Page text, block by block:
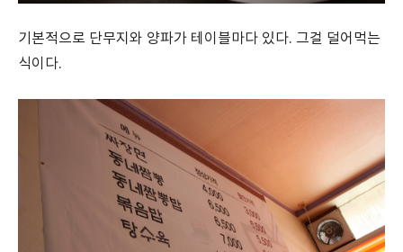
기본적으로 단무지와 양파가 테이블마다 있다. 그걸 덜어먹는
식이다.